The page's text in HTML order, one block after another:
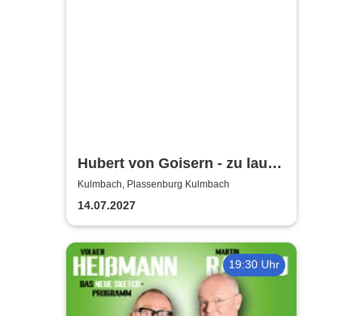
Hubert von Goisern - zu laut!
Tour 2027
Kulmbach, Plassenburg Kulmbach
14.07.2027
19:30 Uhr